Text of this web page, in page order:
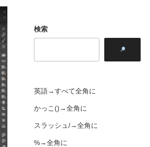
検索
英語→すべて全角に
かっこ()→全角に
スラッシュ/→全角に
%→全角に